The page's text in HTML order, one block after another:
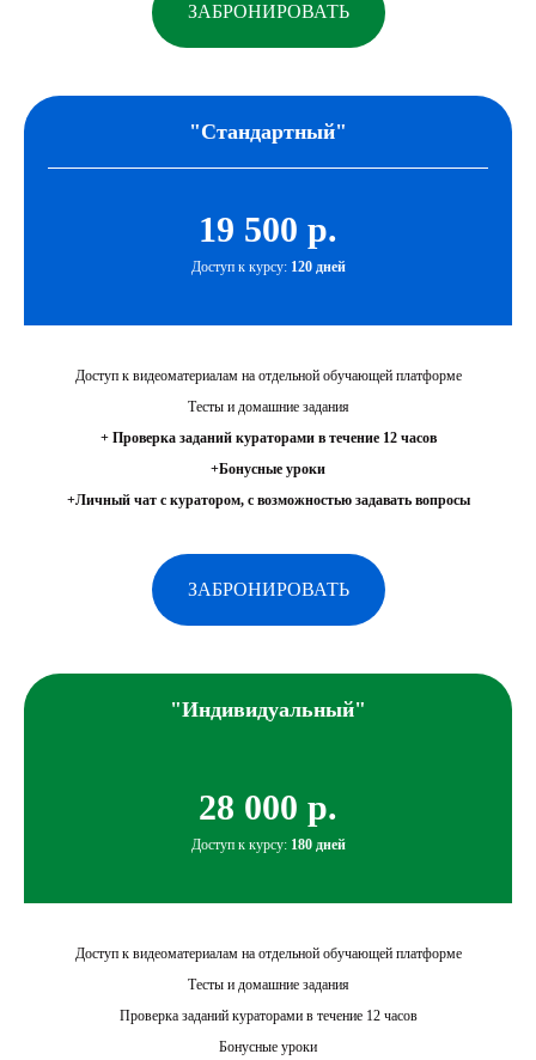
ЗАБРОНИРОВАТЬ
"Стандартный"
19 500 р.
Доступ к курсу: 120 дней
Доступ к видеоматериалам на отдельной обучающей платформе
Тесты и домашние задания
+ Проверка заданий кураторами в течение 12 часов
+Бонусные уроки
+Личный чат с куратором, с возможностью задавать вопросы
ЗАБРОНИРОВАТЬ
"Индивидуальный"
28 000 р.
Доступ к курсу: 180 дней
Доступ к видеоматериалам на отдельной обучающей платформе
Тесты и домашние задания
Проверка заданий кураторами в течение 12 часов
Бонусные уроки